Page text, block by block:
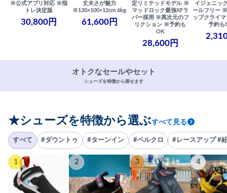
※公式アプリ対応 ※指
トレ決定版
30,800円
丈夫さが魅力
※130×100×12cm 6kg
61,600円
定リミテッドモデル ※
マッドロック最強XFラ
バー採用 ※異次元のフ
リクション ※予約も
OK
28,600円
イジェニッ
ールフリー
ップクライ
予約も
オトクなセールやセット
シューズを特徴から探せます
★シューズを特徴から選ぶすべて見る
すべて #ダウントゥ #ターンイン #ベルクロ #レースアップ #
1 2 3 4